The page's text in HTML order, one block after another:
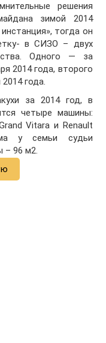
решения
зимой 2014
тогда он
в СИЗО – двух
Одного — за
2014 года, второго
года.
за 2014 год, в
четыре машины:
Vitara и Renault
у семьи судьи
– 96 м2.